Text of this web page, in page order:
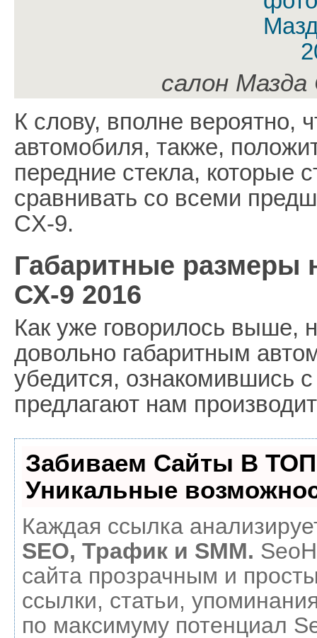
салон Мазда
К слову, вполне вероятно,
автомобиля, также,
передние стекла, которые
сравнивать со всеми
CX-9.
Габаритные размеры
СХ-9 2016
Как уже говорилось выше,
довольно габаритным
убедится, ознакомившись
предлагают нам
Забиваем Сайты В
Уникальные
Каждая ссылка
SEO, Трафик и SMM.
сайта прозрачным и
ссылки, статьи,
по максимуму потенциал